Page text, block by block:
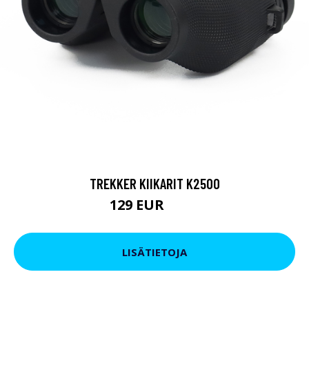
TREKKER KIIKARIT K2500
129 EUR
LISÄTIETOJA